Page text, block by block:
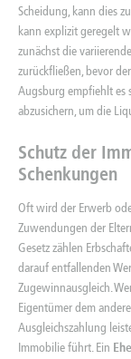
Scheidung, kann dies
kann explizit geregelt
zunächst die
zurückfließen, bevor
Augsburg empfiehlt es
abzusichern, um die
Schutz der
Schenkungen
Oft wird der Erwerb
Zuwendungen der
Gesetz zählen
darauf entfallenden
Zugewinnausgleich.
Eigentümer dem
Ausgleichszahlung
Immobilie führt. Ein